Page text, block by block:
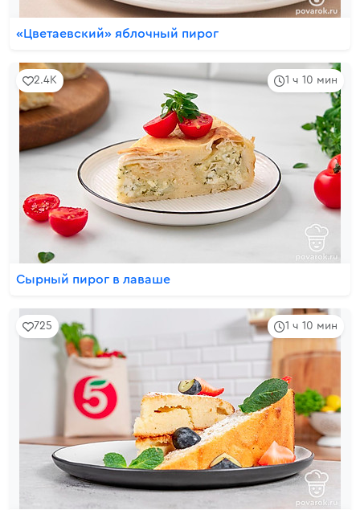
«Цветаевский» яблочный пирог
1 ч 10 мин
2.4K
Сырный пирог в лаваше
1 ч 10 мин
725